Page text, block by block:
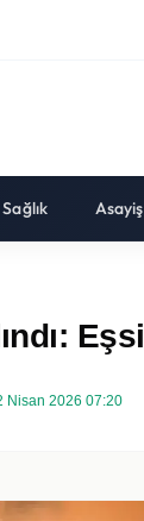
Sağlık Asayiş
Nisan 2026 07:20